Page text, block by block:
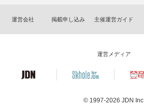
運営会社 掲載申し込み 主催運営ガイド
運営メディア
© 1997-2026 JDN Inc.